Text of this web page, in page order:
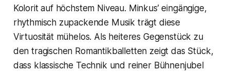
Kolorit auf höchstem Niveau. Minkus’ eingängige,
rhythmisch zupackende Musik trägt diese
Virtuosität mühelos. Als heiteres Gegenstück zu
den tragischen Romantikballetten zeigt das Stück,
dass klassische Technik und reiner Bühnenjubel